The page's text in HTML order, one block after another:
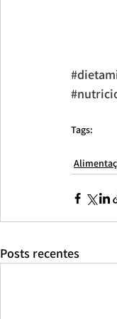
Tags:
Posts recentes